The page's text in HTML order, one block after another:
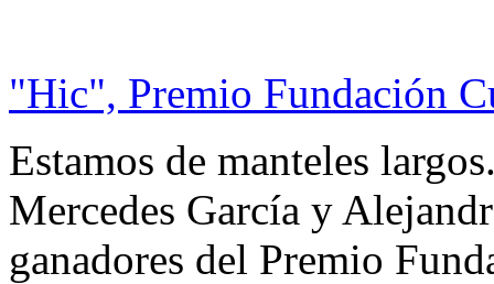
"Hic", Premio Fundación
Estamos de manteles
Mercedes García y
ganadores del Premio